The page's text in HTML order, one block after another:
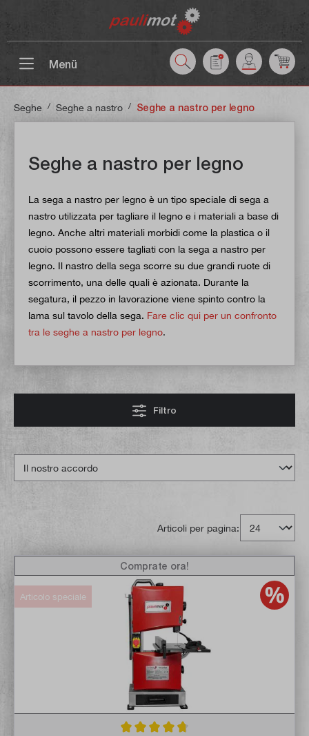
Menü
Seghe / Seghe a nastro / Seghe a nastro per legno
Seghe a nastro per legno
La sega a nastro per legno è un tipo speciale di sega a
nastro utilizzata per tagliare il legno e i materiali a base di
legno. Anche altri materiali morbidi come la plastica o il
cuoio possono essere tagliati con la sega a nastro per
legno. Il nastro della sega scorre su due grandi ruote di
scorrimento, una delle quali è azionata. Durante la
segatura, il pezzo in lavorazione viene spinto contro la
lama sul tavolo della sega. Fare clic qui per un confronto
tra le seghe a nastro per legno.
Filtro
Articoli per pagina:
Articolo speciale
Comprate ora!